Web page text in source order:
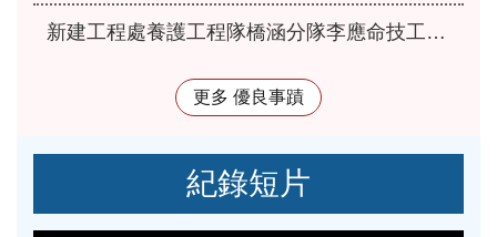
新建工程處養護工程隊橋涵分隊李應命技工獲選本府115年優秀工友
更多 優良事蹟
紀錄短片